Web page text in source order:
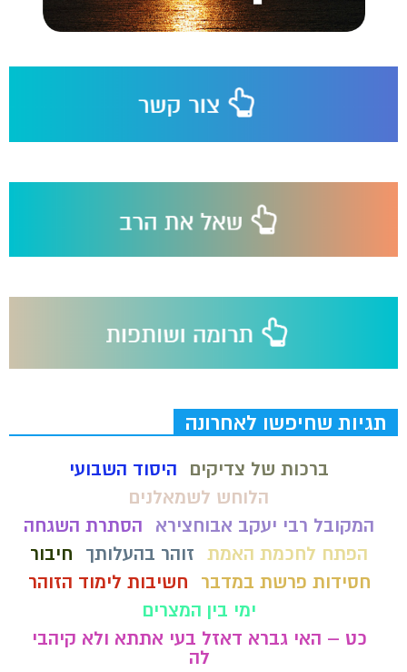
תגיות שחיפשו לאחרונה
ברכות של צדיקים
היסוד השבועי
הלוחש לשמאלנים
המקובל רבי יעקב אבוחצירא
הסתרת השגחה
הפתח לחכמת האמת זוהר בהעלותך
חיבור
חסידות פרשת במדבר
חשיבות לימוד הזוהר
ימי בין המצרים
כט – האי גברא דאזל בעי אתתא ולא קיהבי
לה